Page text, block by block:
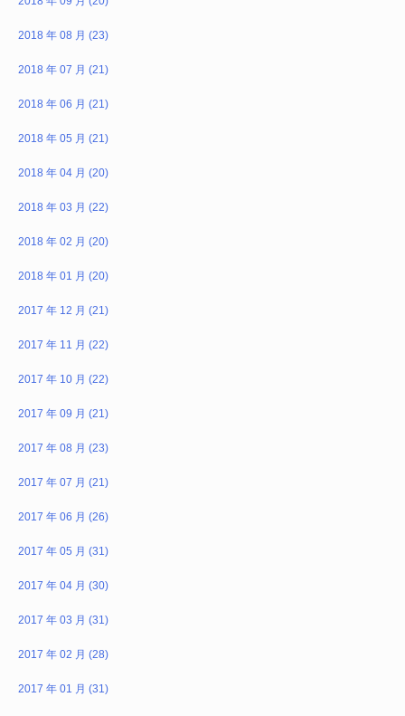
2018 年 08 月 (23)
2018 年 07 月 (21)
2018 年 06 月 (21)
2018 年 05 月 (21)
2018 年 04 月 (20)
2018 年 03 月 (22)
2018 年 02 月 (20)
2018 年 01 月 (20)
2017 年 12 月 (21)
2017 年 11 月 (22)
2017 年 10 月 (22)
2017 年 09 月 (21)
2017 年 08 月 (23)
2017 年 07 月 (21)
2017 年 06 月 (26)
2017 年 05 月 (31)
2017 年 04 月 (30)
2017 年 03 月 (31)
2017 年 02 月 (28)
2017 年 01 月 (31)